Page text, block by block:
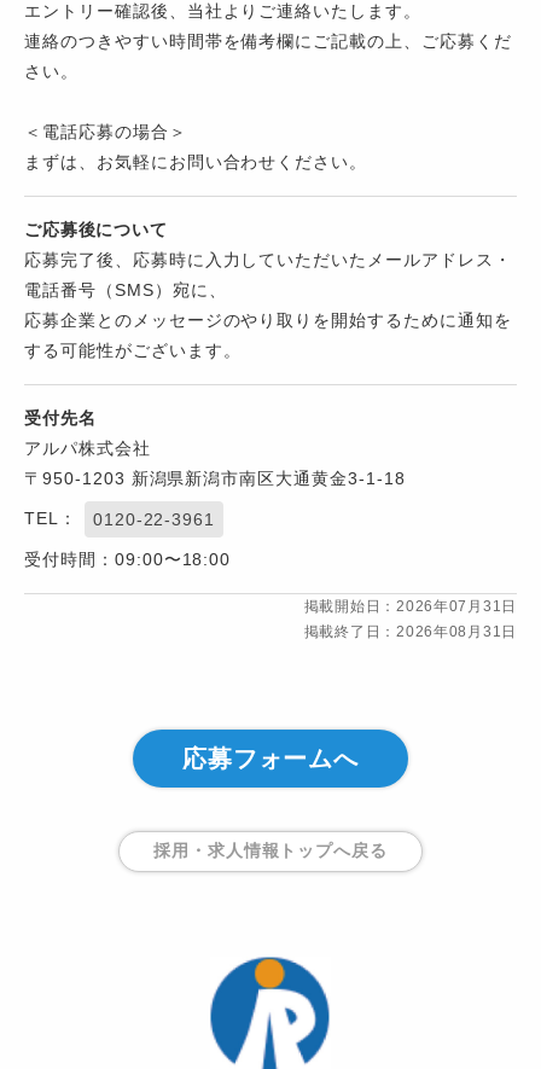
エントリー確認後、当社よりご連絡いたします。
連絡のつきやすい時間帯を備考欄にご記載の上、ご応募くだ
さい。
＜電話応募の場合＞
まずは、お気軽にお問い合わせください。
ご応募後について
応募完了後、応募時に入力していただいたメールアドレス・
電話番号（SMS）宛に、
応募企業とのメッセージのやり取りを開始するために通知を
する可能性がございます。
受付先名
アルパ株式会社
〒950-1203 新潟県新潟市南区大通黄金3-1-18
TEL： 0120-22-3961
受付時間：09:00〜18:00
掲載開始日：2026年07月31日
掲載終了日：2026年08月31日
応募フォームへ
採用・求人情報トップへ戻る